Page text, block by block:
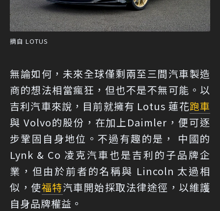
摘自 LOTUS
無論如何，未來全球僅剩兩至三間汽車製造
商的想法相當瘋狂，但也不是不無可能。以
吉利汽車來說，目前就擁有 Lotus 蓮花跑車
與 Volvo的股份，在加上Daimler，便可逐
步鞏固自身地位。不過有趣的是， 中國的
Lynk & Co 凌克汽車也是吉利的子品牌企
業，但由於前者的名稱與 Lincoln 太過相
似，使福特汽車開始採取法律途徑，以維護
自身品牌權益。